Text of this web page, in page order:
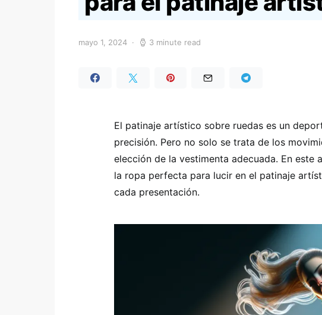
mayo 1, 2024 3 minute read
El patinaje artístico sobre ruedas es un
precisión. Pero no solo se trata de los
elección de la vestimenta adecuada. En
la ropa perfecta para lucir en el patinaje
cada presentación.